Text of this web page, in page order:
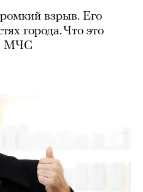
взрыв. Его
города. Что это
МЧС